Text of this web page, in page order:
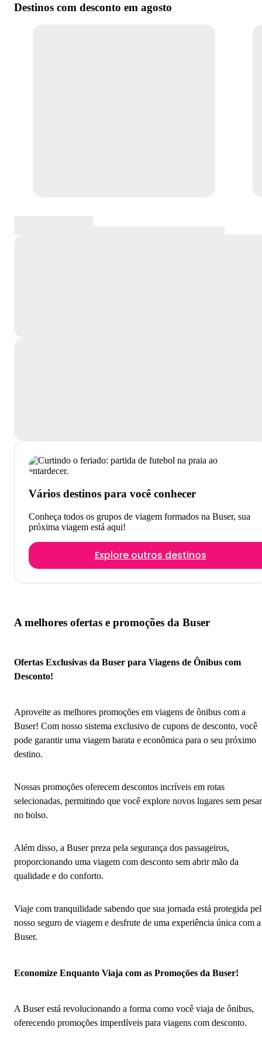
Destinos com desconto em agosto
Vários destinos para você conhecer
Conheça todos os grupos de viagem formados na Buser, sua
próxima viagem está aqui!
Explore outros destinos
A melhores ofertas e promoções da Buser
Ofertas Exclusivas da Buser para Viagens de Ônibus com
Desconto!
Aproveite as melhores promoções em viagens de ônibus com a
Buser! Com nosso sistema exclusivo de cupons de desconto, você
pode garantir uma viagem barata e econômica para o seu próximo
destino.
Nossas promoções oferecem descontos incríveis em rotas
selecionadas, permitindo que você explore novos lugares sem pesar
no bolso.
Além disso, a Buser preza pela segurança dos passageiros,
proporcionando uma viagem com desconto sem abrir mão da
qualidade e do conforto.
Viaje com tranquilidade sabendo que sua jornada está protegida
nosso seguro de viagem e desfrute de uma experiência única com a
Buser.
Economize Enquanto Viaja com as Promoções da Buser!
A Buser está revolucionando a forma como você viaja de ônibus,
oferecendo promoções imperdíveis para viagens com desconto.